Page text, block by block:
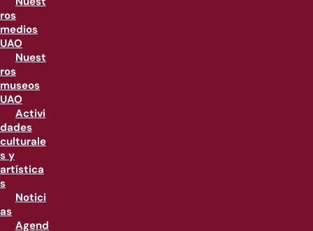
ros
medios
UAO
Nuest
ros
museos
UAO
Activi
dades
culturale
s y
artística
s
Notici
as
Agend